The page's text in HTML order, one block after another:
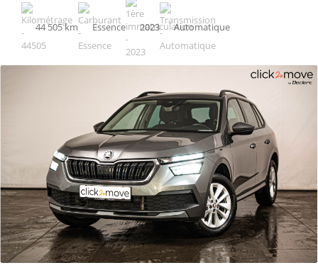
44 505 km Essence 2023 Automatique